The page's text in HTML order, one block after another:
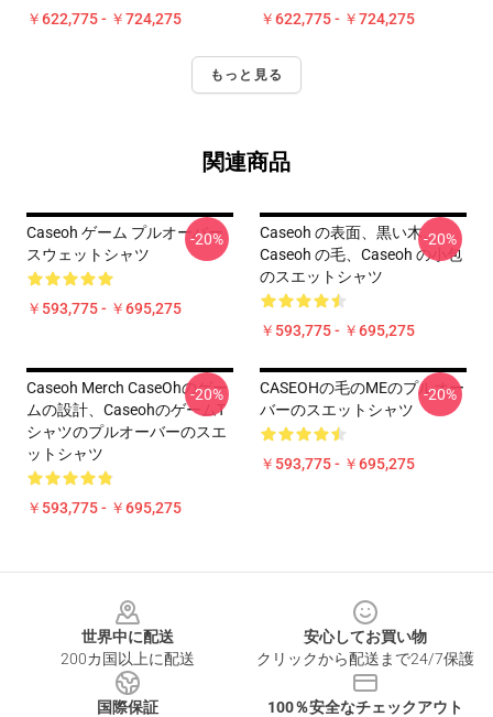
￥622,775 - ￥724,275 ￥622,775 - ￥724,275
もっと見る
関連商品
Caseoh ゲーム プルオーバー
スウェットシャツ
￥593,775 - ￥695,275
-20%
Caseoh の表面、黒い木、
Caseoh の毛、caseoh の小包
のスエットシャツ
￥593,775 - ￥695,275
-20%
Caseoh Merch CaseOhのゲー
ムの設計、CaseohのゲームT
シャツのプルオーバーのスエ
ットシャツ
￥593,775 - ￥695,275
-20%
CASEOHの毛のMEのプルオー
バーのスエットシャツ
￥593,775 - ￥695,275
-20%
世界中に配送
200カ国以上に配送
安心してお買い物
クリックから配送まで24/7保護
国際保証
100％安全なチェックアウト